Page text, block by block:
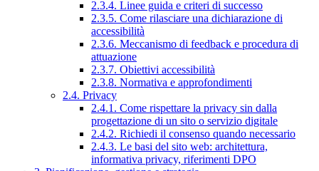
2.3.4. Linee guida e criteri di successo
2.3.5. Come rilasciare una dichiarazione di
accessibilità
2.3.6. Meccanismo di feedback e procedura di
attuazione
2.3.7. Obiettivi accessibilità
2.3.8. Normativa e approfondimenti
2.4. Privacy
2.4.1. Come rispettare la privacy sin dalla
progettazione di un sito o servizio digitale
2.4.2. Richiedi il consenso quando necessario
2.4.3. Le basi del sito web: architettura,
informativa privacy, riferimenti DPO